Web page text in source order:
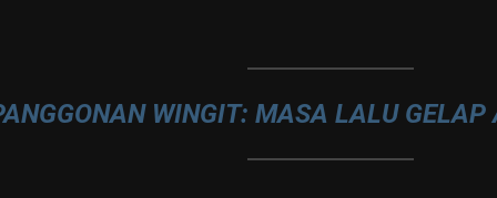
WINGIT: MASA LALU